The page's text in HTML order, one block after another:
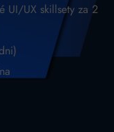
UI/UX skillsety za 2